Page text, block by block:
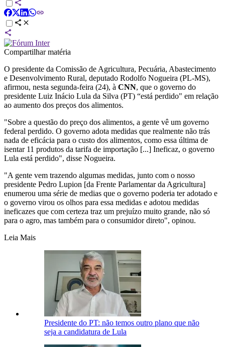
Compartilhar matéria
O presidente da Comissão de Agricultura, Pecuária, Abastecimento
e Desenvolvimento Rural, deputado Rodolfo Nogueira (PL-MS),
afirmou, nesta segunda-feira (24), à CNN, que o governo do
presidente Luiz Inácio Lula da Silva (PT) “está perdido" em relação
ao aumento dos preços dos alimentos.
"Sobre a questão do preço dos alimentos, a gente vê um governo
federal perdido. O governo adota medidas que realmente não trás
nada de eficácia para o custo dos alimentos, como essa última de
isentar 11 produtos da tarifa de importação [...] Ineficaz, o governo
Lula está perdido", disse Nogueira.
"A gente vem trazendo algumas medidas, junto com o nosso
presidente Pedro Lupion [da Frente Parlamentar da Agricultura]
enumerou uma série de medias que o governo poderia ter adotado e
o governo virou os olhos para essa medidas e adotou medidas
ineficazes que com certeza traz um prejuízo muito grande, não só
para o agro, mas também para o consumidor direto", opinou.
Leia Mais
Presidente do PT: não temos outro plano que não
seja a candidatura de Lula